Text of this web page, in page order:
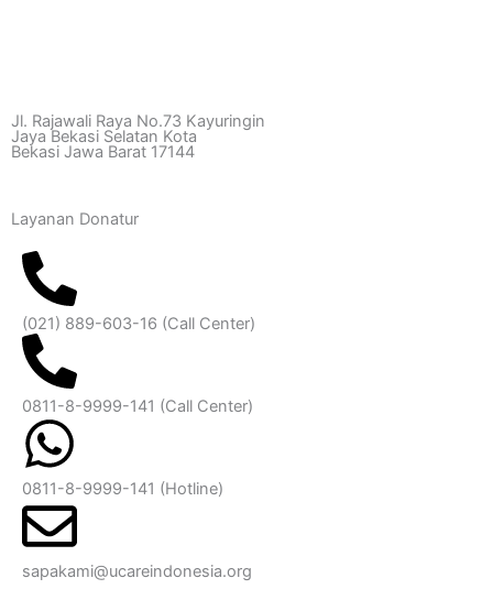
Jl. Rajawali Raya No.73 Kayuringin
Jaya Bekasi Selatan Kota
Bekasi Jawa Barat 17144
Layanan Donatur
(021) 889-603-16 (Call Center)
0811-8-9999-141 (Call Center)
0811-8-9999-141 (Hotline)
sapakami@ucareindonesia.org